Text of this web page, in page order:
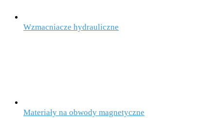
Wzmacniacze hydrauliczne
Materiały na obwody magnetyczne